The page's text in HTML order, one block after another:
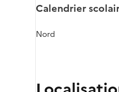
Calendrier
Nord